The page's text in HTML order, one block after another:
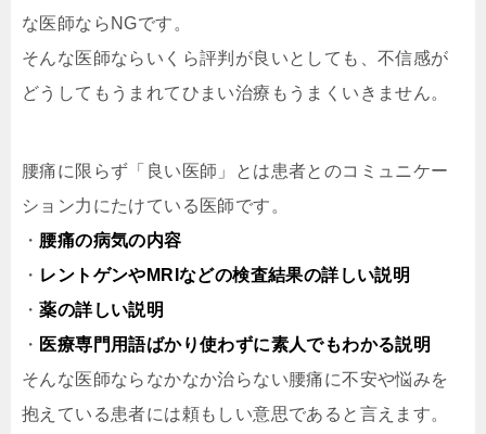
な医師ならNGです。
そんな医師ならいくら評判が良いとしても、不信感が
どうしてもうまれてひまい治療もうまくいきません。
腰痛に限らず「良い医師」とは患者とのコミュニケー
ション力にたけている医師です。
・ 腰痛の病気の内容
・ レントゲンやMRIなどの検査結果の詳しい説明
・薬の詳しい説明
・ 医療専門用語ばかり使わずに素人でもわかる説明
そんな医師ならなかなか治らない腰痛に不安や悩みを
抱えている患者には頼もしい意思であると言えます。